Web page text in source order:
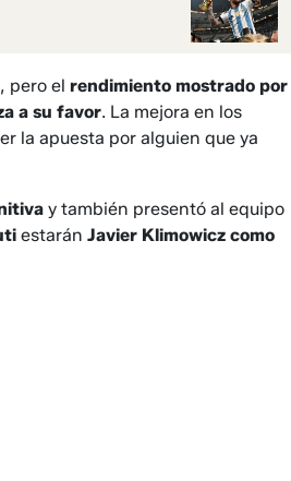
pero el rendimiento mostrado por
a su favor. La mejora en los
la apuesta por alguien que ya
y también presentó al equipo
estarán Javier Klimowicz como